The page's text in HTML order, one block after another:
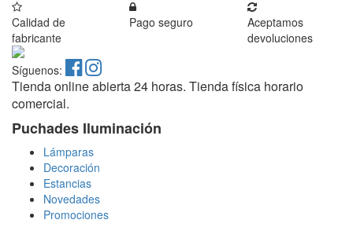
Calidad de
fabricante
Pago seguro
Aceptamos
devoluciones
Síguenos:
Tienda online abierta 24 horas. Tienda física horario
comercial.
Puchades Iluminación
Lámparas
Decoración
Estancias
Novedades
Promociones